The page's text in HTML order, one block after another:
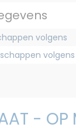
volgens
volgens
- OP